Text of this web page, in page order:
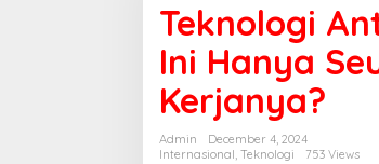
k
n
o
l
A
Teknologi
Ini Hanya
Kerjanya?
Admin
December 4, 2024
Internasional, Teknologi 753 Views